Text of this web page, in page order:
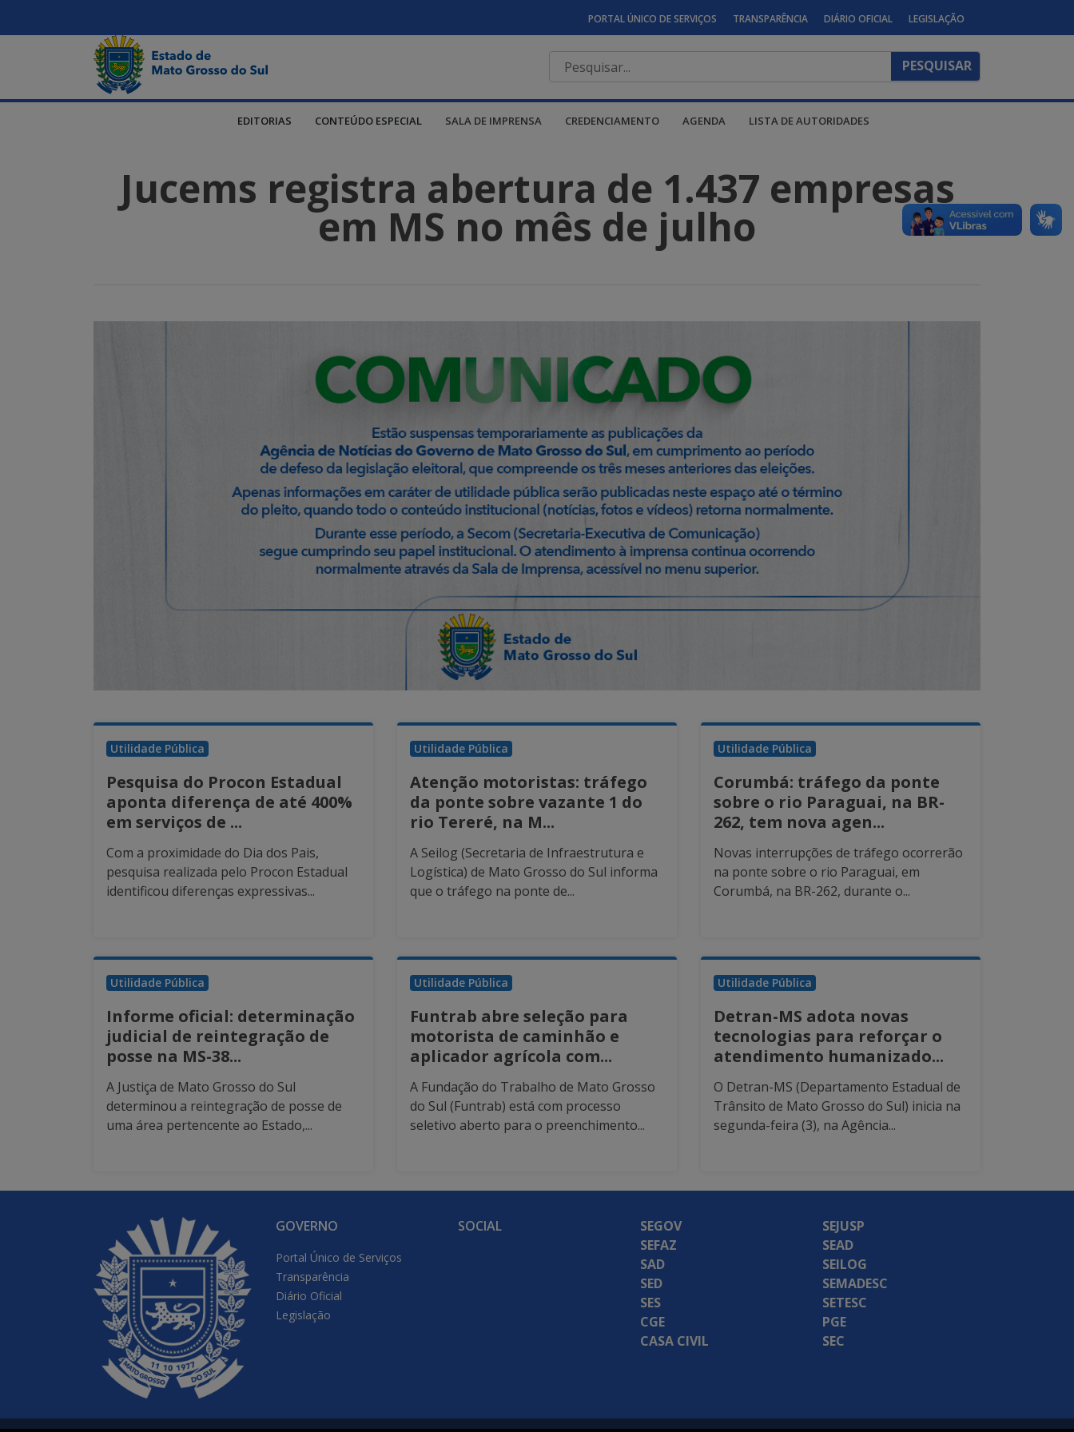
PORTAL ÚNICO DE SERVIÇOS TRANSPARÊNCIA DIÁRIO OFICIAL LEGISLAÇÃO
EDITORIAS CONTEÚDO ESPECIAL SALA DE IMPRENSA CREDENCIAMENTO AGENDA LISTA DE AUTORIDADES
Jucems registra abertura de 1.437 empresas
em MS no mês de julho
Utilidade Pública
Pesquisa do Procon Estadual
aponta diferença de até 400%
em serviços de ...
Com a proximidade do Dia dos Pais,
pesquisa realizada pelo Procon Estadual
identificou diferenças expressivas...
Utilidade Pública
Atenção motoristas: tráfego
da ponte sobre vazante 1 do
rio Tereré, na M...
A Seilog (Secretaria de Infraestrutura e
Logística) de Mato Grosso do Sul informa
que o tráfego na ponte de...
Utilidade Pública
Corumbá: tráfego da ponte
sobre o rio Paraguai, na BR-
262, tem nova agen...
Novas interrupções de tráfego ocorrerão
na ponte sobre o rio Paraguai, em
Corumbá, na BR-262, durante o...
Utilidade Pública
Informe oficial: determinação
judicial de reintegração de
posse na MS-38...
A Justiça de Mato Grosso do Sul
determinou a reintegração de posse de
uma área pertencente ao Estado,...
Utilidade Pública
Funtrab abre seleção para
motorista de caminhão e
aplicador agrícola com...
A Fundação do Trabalho de Mato Grosso
do Sul (Funtrab) está com processo
seletivo aberto para o preenchimento...
Utilidade Pública
Detran-MS adota novas
tecnologias para reforçar o
atendimento humanizado...
O Detran-MS (Departamento Estadual de
Trânsito de Mato Grosso do Sul) inicia na
segunda-feira (3), na Agência...
GOVERNO
Portal Único de Serviços
Transparência
Diário Oficial
Legislação
SOCIAL
SEGOV
SEFAZ
SAD
SED
SES
CGE
CASA CIVIL
SEJUSP
SEAD
SEILOG
SEMADESC
SETESC
PGE
SEC